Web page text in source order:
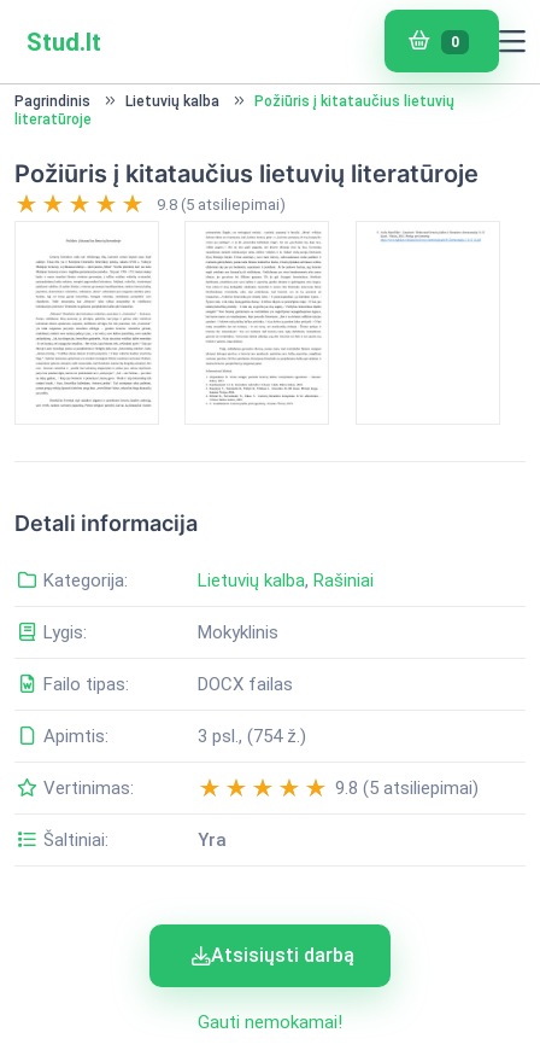
Stud.lt 0
Pagrindinis Lietuvių kalba
Požiūris į kitataučius lietuvių
literatūroje
Požiūris į kitataučius lietuvių literatūroje
9.8 (5 atsiliepimai)
Detali informacija
Kategorija: Lietuvių kalba, Rašiniai
Lygis: Mokyklinis
Failo tipas: DOCX failas
Apimtis: 3 psl., (754 ž.)
Vertinimas: 9.8 (5 atsiliepimai)
Šaltiniai: Yra
Atsisiųsti darbą
Gauti nemokamai!